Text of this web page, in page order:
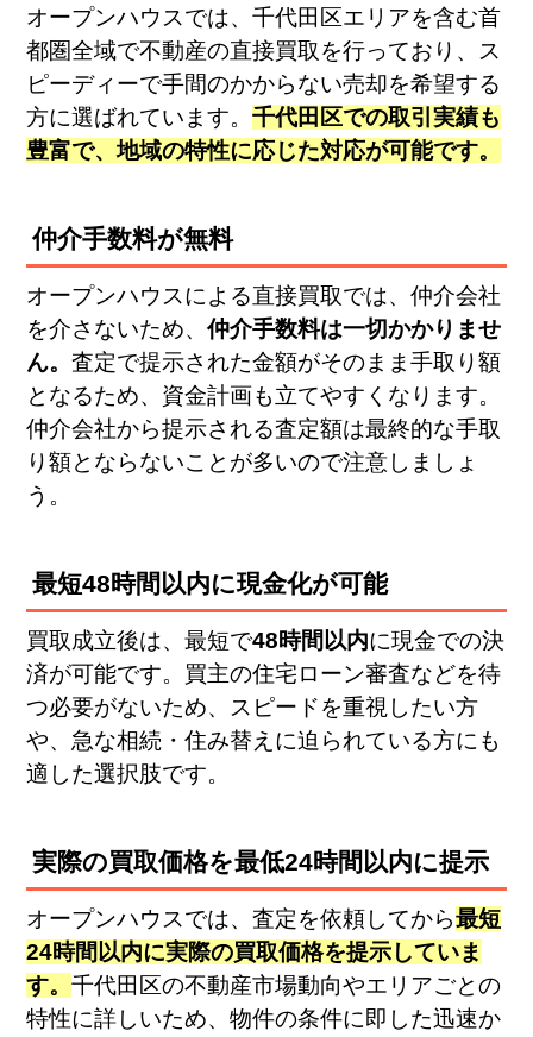
オープンハウスでは、千代田区エリアを含む首
都圏全域で不動産の直接買取を行っており、ス
ピーディーで手間のかからない売却を希望する
方に選ばれています。千代田区での取引実績も
豊富で、地域の特性に応じた対応が可能です。
仲介手数料が無料
オープンハウスによる直接買取では、仲介会社
を介さないため、仲介手数料は一切かかりませ
ん。査定で提示された金額がそのまま手取り額
となるため、資金計画も立てやすくなります。
仲介会社から提示される査定額は最終的な手取
り額とならないことが多いので注意しましょ
う。
最短48時間以内に現金化が可能
買取成立後は、最短で48時間以内に現金での決
済が可能です。買主の住宅ローン審査などを待
つ必要がないため、スピードを重視したい方
や、急な相続・住み替えに迫られている方にも
適した選択肢です。
実際の買取価格を最低24時間以内に提示
オープンハウスでは、査定を依頼してから最短
24時間以内に実際の買取価格を提示していま
す。千代田区の不動産市場動向やエリアごとの
特性に詳しいため、物件の条件に即した迅速か